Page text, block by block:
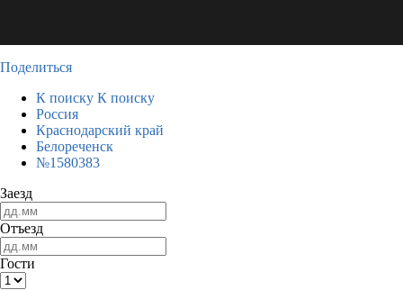
Поделиться
К поиску К поиску
Россия
Краснодарский край
Белореченск
№1580383
Заезд
Отъезд
Гости